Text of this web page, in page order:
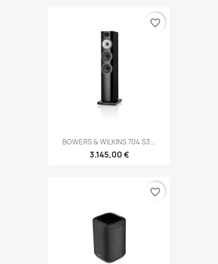
BOWERS & WILKINS 704 S3...
3.145,00 €
favorite_border
favorite_border